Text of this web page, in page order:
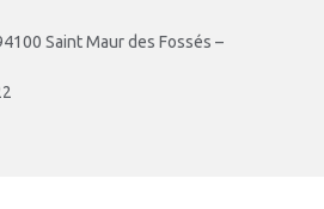
Saint Maur des Fossés –